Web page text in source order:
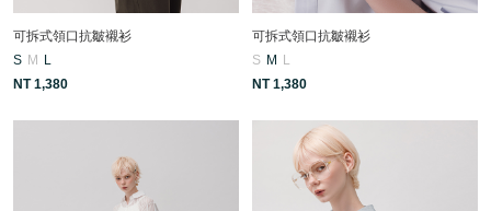
可拆式領口抗皺襯衫
S M
L
NT 1,380
可拆式領口抗皺襯衫
S M
L
NT 1,380